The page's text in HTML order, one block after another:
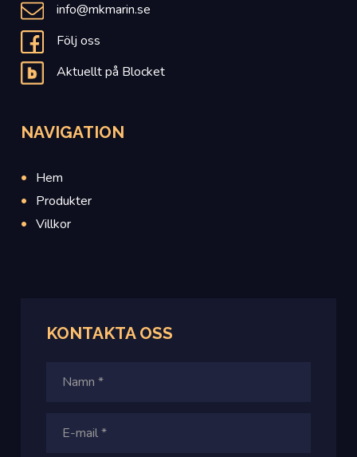
info@mkmarin.se
Följ oss
Aktuellt på Blocket
NAVIGATION
Hem
Produkter
Villkor
KONTAKTAOSS